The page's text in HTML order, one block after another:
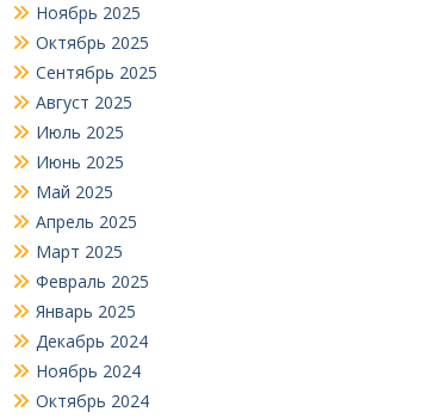
Ноябрь 2025
Октябрь 2025
Сентябрь 2025
Август 2025
Июль 2025
Июнь 2025
Май 2025
Апрель 2025
Март 2025
Февраль 2025
Январь 2025
Декабрь 2024
Ноябрь 2024
Октябрь 2024